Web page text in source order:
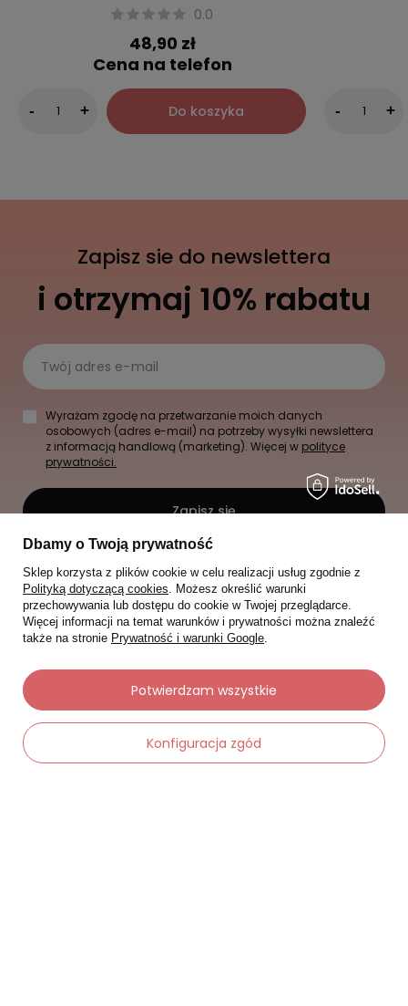
0.0
48,90 zł
Cena na telefon
- + Do koszyka - +
Zapisz sie do newslettera
i otrzymaj 10% rabatu
Twój adres e-mail
Wyrażam zgodę na przetwarzanie moich danych
osobowych (adres e-mail) na potrzeby wysyłki newslettera
z informacją handlową (marketing). Więcej w polityce
prywatności.
Zapisz się
Dbamy o Twoją prywatność
Sklep korzysta z plików cookie w celu realizacji usług zgodnie z
Polityką dotyczącą cookies. Możesz określić warunki
przechowywania lub dostępu do cookie w Twojej przeglądarce.
Więcej informacji na temat warunków i prywatności można znaleźć
także na stronie Prywatność i warunki Google.
Konfiguracja zgód
Potwierdzam wszystkie